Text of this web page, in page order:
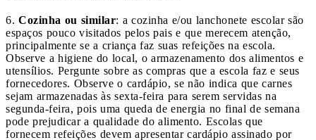
6. Cozinha ou similar: a cozinha e/ou lanchonete escolar são
espaços pouco visitados pelos pais e que merecem atenção,
principalmente se a criança faz suas refeições na escola.
Observe a higiene do local, o armazenamento dos alimentos e
utensílios. Pergunte sobre as compras que a escola faz e seus
fornecedores. Observe o cardápio, se não indica que carnes
sejam armazenadas às sexta-feira para serem servidas na
segunda-feira, pois uma queda de energia no final de semana
pode prejudicar a qualidade do alimento. Escolas que
fornecem refeições devem apresentar cardápio assinado por